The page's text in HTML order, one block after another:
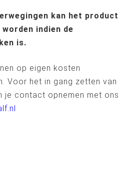
kan het product
indien de
is.
op eigen kosten
Voor het in gang zetten van
je contact opnemen met ons